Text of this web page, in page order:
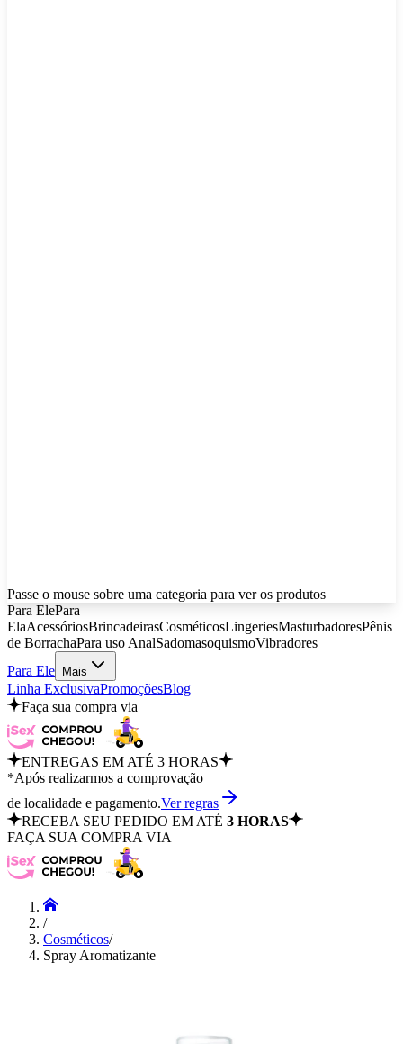
Passe o mouse sobre uma categoria para ver os produtos
Para ElePara
ElaAcessóriosBrincadeirasCosméticosLingeriesMasturbadoresPênis
de BorrachaPara uso AnalSadomasoquismoVibradores
Para Ele
Mais
Linha ExclusivaPromoçõesBlog
Faça sua compra via
ENTREGAS EM ATÉ 3 HORAS
*Após realizarmos a comprovação
de localidade e pagamento.Ver regras
RECEBA SEU PEDIDO EM ATÉ 3 HORAS
FAÇA SUA COMPRA VIA
/
Cosméticos/
Spray Aromatizante